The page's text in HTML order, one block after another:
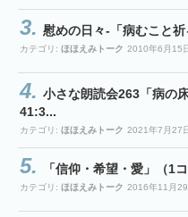
慰めの日々-「病むこと祈
カテゴリ: ほほえみトーク 2010年6月15日
小さな朗読会263「病の
41:3...
カテゴリ: ほほえみトーク 2021年7月27日
「信仰・希望・愛」（1
カテゴリ: ほほえみトーク 2016年11月29